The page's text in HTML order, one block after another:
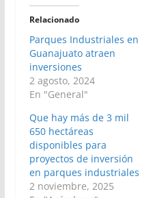
Relacionado
Parques Industriales en
Guanajuato atraen
inversiones
2 agosto, 2024
En "General"
Que hay más de 3 mil
650 hectáreas
disponibles para
proyectos de inversión
en parques industriales
2 noviembre, 2025